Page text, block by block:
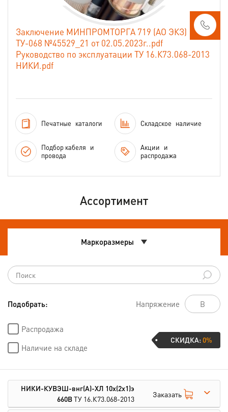
Заключение МИНПРОМТОРГА 719 (АО ЭКЗ)
ТУ-068 №45529_21 от 02.05.2023г..pdf
Руководство по эксплуатации ТУ 16.К73.068-2013
НИКИ.pdf
Печатные каталоги Складское наличие
Подбор кабеля и
провода
Акции и
распродажа
Ассортимент
Маркоразмеры
Подобрать: Напряжение
Распродажа
Наличие на складе
СКИДКА:0%
НИКИ-КУВЭШ-внг(А)-ХЛ 10х(2х1)э
660ВТУ 16.К73.068-2013 Заказать